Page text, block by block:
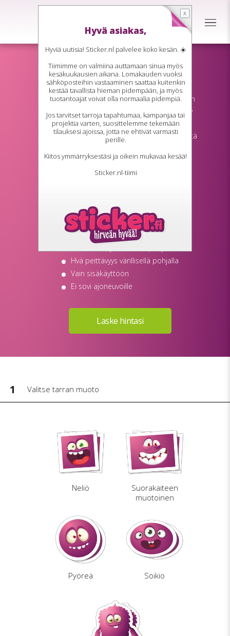
Hyvä asiakas,
Hyviä uutisia! Sticker.nl palvelee koko kesän. ☀️
Tiimimme on valmiina auttamaan sinua myös
kesäkuukausien aikana. Lomakauden vuoksi
sähköposteihin vastaaminen saattaa kuitenkin
kestää tavallista hieman pidempään, ja myös
tuotantoajat voivat olla normaalia pidempiä.
Jos tarvitset tarroja tapahtumaa, kampanjaa tai
projektia varten, suosittelemme tekemään
tilauksesi ajoissa, jotta ne ehtivät varmasti
perille.
Kiitos ymmärryksestäsi ja oikein mukavaa kesää!
Sticker.nl-tiimi
Magneettikalvo indoor
Magneettikalvo indoor on ihanteellinen
väliaikaisiin tai vaihdettaviin käyttökohteisiin
metallipinnoilla, kuten hyllyissä, kaapeissa,
koneissa ja valkotauluissa. Kalvo tarttuu
magneettisesti metalliin, joka sisältää
rautaa, terästä, kobolttia tai nikkeliä, eikä jätä
liimajäämiä. Peittävän blockout-kerroksen
ansiosta taustapinta ei kuulla läpi. Sopii
sisäkäyttöön, mutta ei ajoneuvoihin.
Ajoneuvoihin ulkokäyttöön tarkoitettu
Tarttuu magneettisesti
Ei jätä liimajäämiä
Hvä peittävyys värillisellä pohjalla
Vain sisäkäyttöön
Ei sovi ajoneuvoille
1 Valitse tarran muoto
Neliö
Suorakaiteen
muotoinen
Pyöreä Soikio